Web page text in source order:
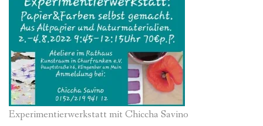
Experimentierwerkstatt mit Chiccha Savino